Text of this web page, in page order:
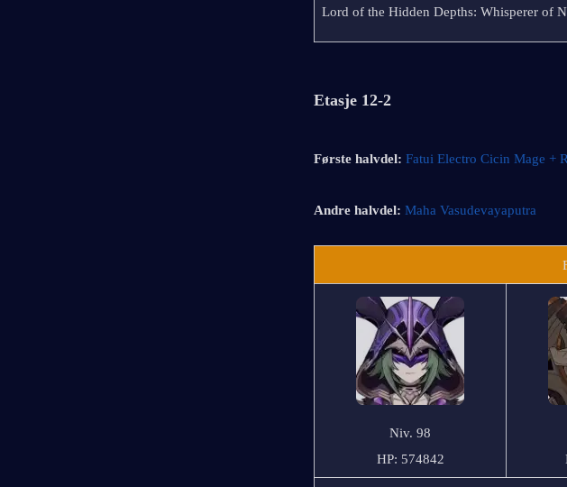
Lord of the Hidden Depths: Whisperer of
Etasje 12-2
Første halvdel: Fatui Electro Cicin Mage +
Andre halvdel: Maha Vasudevayaputra
Niv. 98
HP: 574842